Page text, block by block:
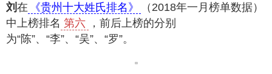
刘 在 《贵州十大姓氏排名》
（2018年一月榜单数据）
中上榜排名 第六
，前后上榜的分别
为“陈”、“李”、“吴”、“罗”。